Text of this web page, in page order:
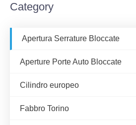
Category
Apertura Serrature Bloccate
Aperture Porte Auto Bloccate
Cilindro europeo
Fabbro Torino